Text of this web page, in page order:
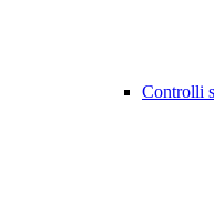
Controlli